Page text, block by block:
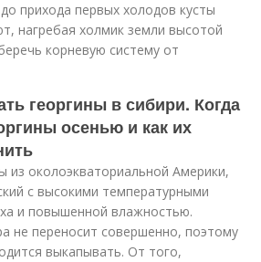
прихода первых холодов кусты
нагребая холмик земли высотой
корневую систему от
георгины в сибири. Когда
осенью и как их
околоэкваториальной Америки,
с высокими температурными
и повышенной влажностью.
не переносит совершенно, поэтому
выкапывать. От того,